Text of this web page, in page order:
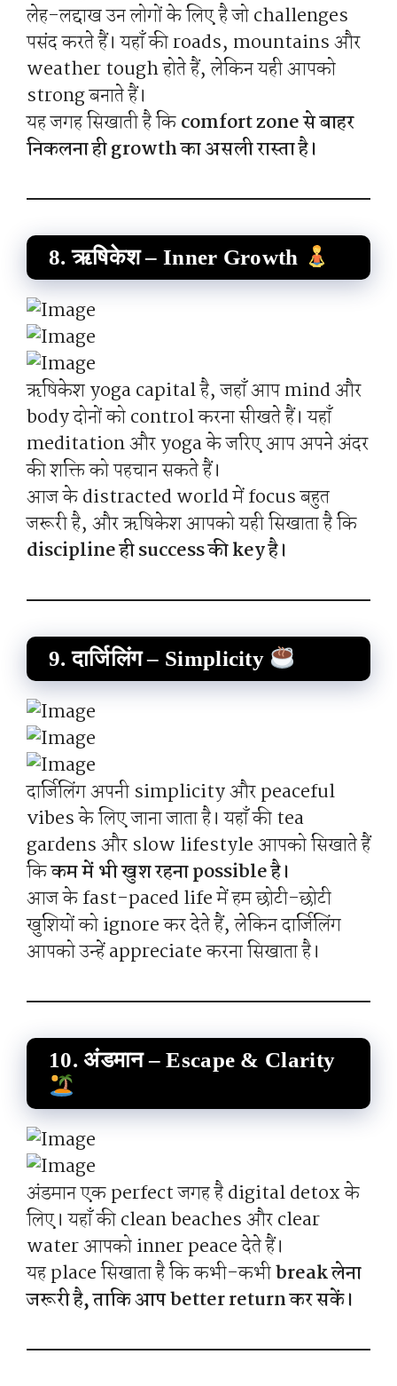
लेह-लद्दाख उन लोगों के लिए है जो challenges
पसंद करते हैं। यहाँ की roads, mountains और
weather tough होते हैं, लेकिन यही आपको
strong बनाते हैं।
यह जगह सिखाती है किcomfort zone से बाहर
निकलना ही growth का असली रास्ता है।
8. ऋषिकेश – Inner Growth
ऋषिकेश yoga capital है, जहाँ आप mind और
body दोनों को control करना सीखते हैं। यहाँ
meditation और yoga के जरिए आप अपने अंदर
की शक्ति को पहचान सकते हैं।
आज के distracted world में focus बहुत
जरूरी है, और ऋषिकेश आपको यही सिखाता है कि
discipline ही success की key है।
9. दार्जिलिंग – Simplicity
दार्जिलिंग अपनी simplicity और peaceful
vibes के लिए जाना जाता है। यहाँ की tea
gardens और slow lifestyle आपको सिखाते हैं
किकम में भी खुश रहना possible है।
आज के fast-paced life में हम छोटी-छोटी
खुशियों को ignore कर देते हैं, लेकिन दार्जिलिंग
आपको उन्हें appreciate करना सिखाता है।
10. अंडमान – Escape & Clarity
अंडमान एक perfect जगह है digital detox के
लिए। यहाँ की clean beaches और clear
water आपको inner peace देते हैं।
यह place सिखाता है कि कभी-कभीbreak लेना
जरूरी है, ताकि आप better return कर सकें।